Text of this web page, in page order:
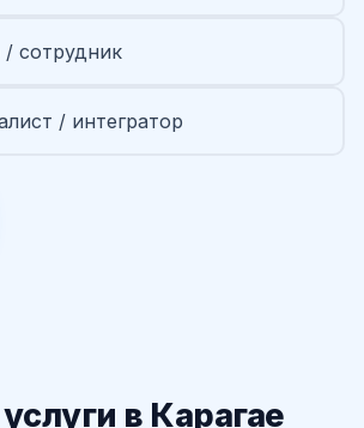
/ сотрудник
/ интегратор
в Карагае